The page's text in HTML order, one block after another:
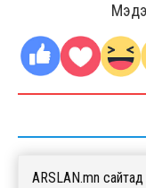
ARSLAN.mn сайтад